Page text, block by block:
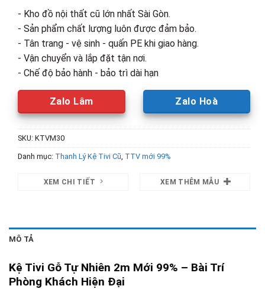
- Kho đồ nội thất cũ lớn nhất Sài Gòn.
- Sản phẩm chất lượng luôn được đảm bảo.
- Tân trang - vệ sinh - quấn PE khi giao hàng.
- Vận chuyển và lắp đặt tận nơi.
- Chế độ bảo hành - bảo trì dài hạn
Zalo Lâm Zalo Hoà
SKU: KTVM30
Danh mục: Thanh Lý Kệ Tivi Cũ, TTV mới 99%
XEM CHI TIẾT XEM THÊM MẪU
MÔ TẢ
Kệ Tivi Gỗ Tự Nhiên 2m Mới 99% – Bài Trí
Phòng Khách Hiện Đại